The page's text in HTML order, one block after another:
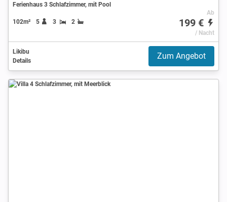
Ferienhaus 3 Schlafzimmer, mit Pool
102m² 5 3 2
Ab
199 €
/ Nacht
Likibu
Details
Zum Angebot